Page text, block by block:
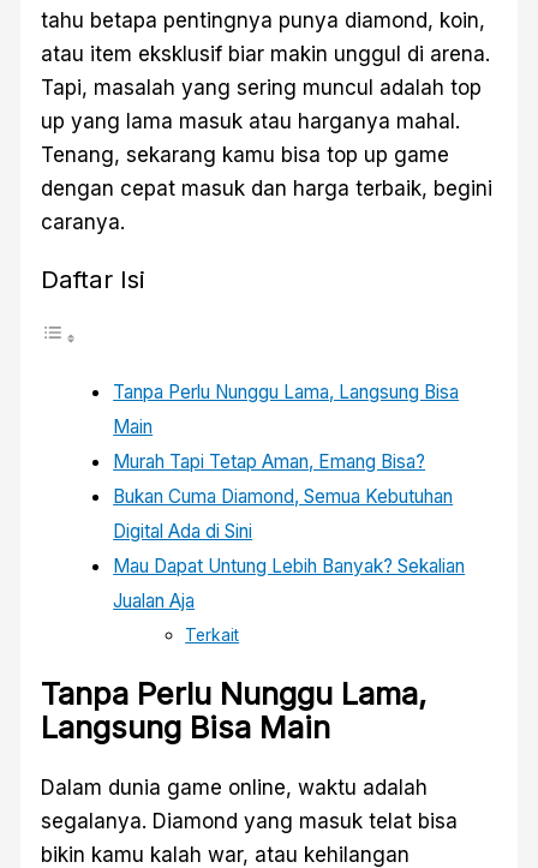
tahu betapa pentingnya punya diamond, koin,
atau item eksklusif biar makin unggul di arena.
Tapi, masalah yang sering muncul adalah top
up yang lama masuk atau harganya mahal.
Tenang, sekarang kamu bisa top up game
dengan cepat masuk dan harga terbaik, begini
caranya.
Daftar Isi
Tanpa Perlu Nunggu Lama, Langsung Bisa
Main
Murah Tapi Tetap Aman, Emang Bisa?
Bukan Cuma Diamond, Semua Kebutuhan
Digital Ada di Sini
Mau Dapat Untung Lebih Banyak? Sekalian
Jualan Aja
Terkait
Tanpa Perlu Nunggu Lama,
Langsung Bisa Main
Dalam dunia game online, waktu adalah
segalanya. Diamond yang masuk telat bisa
bikin kamu kalah war, atau kehilangan